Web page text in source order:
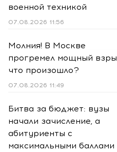
военной техникой
07.08.2026 11:56
Молния! В Москве
прогремел мощный
что произошло?
07.08.2026 11:49
Битва за бюджет: вузы
начали зачисление, а
абитуриенты с
максимальными баллами